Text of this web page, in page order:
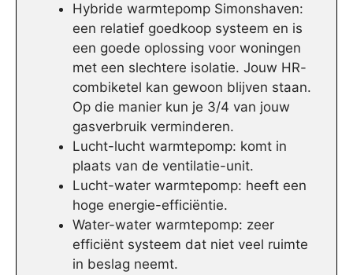
Hybride warmtepomp Simonshaven:
een relatief goedkoop systeem en is
een goede oplossing voor woningen
met een slechtere isolatie. Jouw HR-
combiketel kan gewoon blijven staan.
Op die manier kun je 3/4 van jouw
gasverbruik verminderen.
Lucht-lucht warmtepomp: komt in
plaats van de ventilatie-unit.
Lucht-water warmtepomp: heeft een
hoge energie-efficiëntie.
Water-water warmtepomp: zeer
efficiënt systeem dat niet veel ruimte
in beslag neemt.